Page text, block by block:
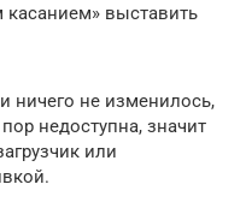
касанием» выставить
ничего не изменилось,
недоступна, значит
или